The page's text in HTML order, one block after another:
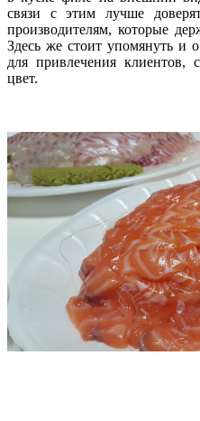
связи с этим лучше
производителям, которые
Здесь же стоит упомянуть и
для привлечения клиентов,
цвет.